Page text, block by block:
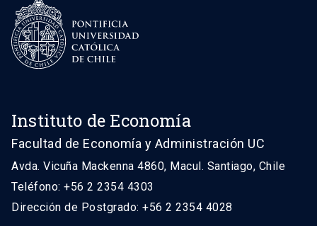
Instituto de Economía
Facultad de Economía y Administración UC
Avda. Vicuña Mackenna 4860, Macul. Santiago, Chile
Teléfono: +56 2 2354 4303
Dirección de Postgrado: +56 2 2354 4028